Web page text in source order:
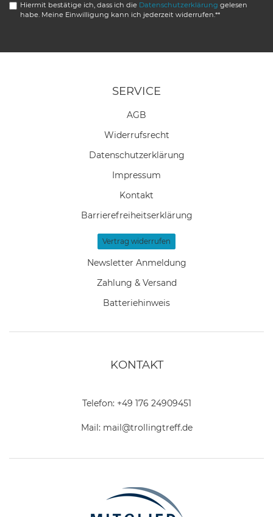
Hiermit bestätige ich, dass ich die Daten­schutz­erklärung gelesen
habe. Meine Einwilligung kann ich jederzeit widerrufen.**
SERVICE
AGB
Widerrufs­recht
Daten­schutz­erklärung
Impressum
Kontakt
Barrierefreiheitserklärung
Vertrag widerrufen
Newsletter Anmeldung
Zahlung & Versand
Batteriehinweis
KONTAKT
Telefon: +49 176 24909451
Mail: mail@trollingtreff.de